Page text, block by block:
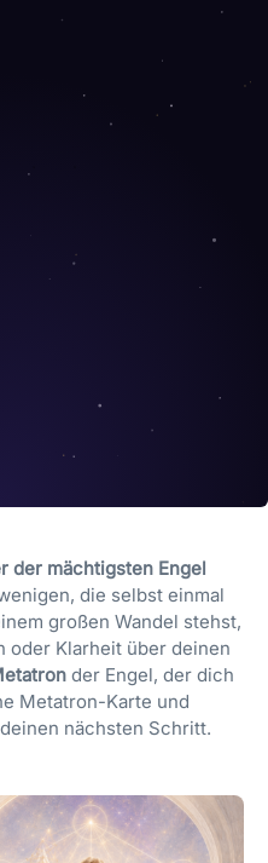
der mächtigsten Engel
die selbst einmal
großen Wandel stehst,
oder Klarheit über deinen
der Engel, der dich
Metatron-Karte und
nächsten Schritt.